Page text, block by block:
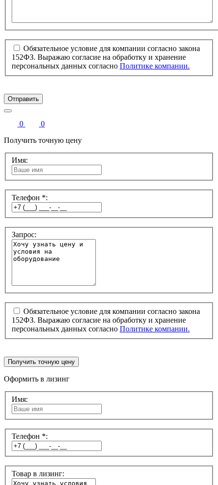
Обязательное условие для компании согласно закона
152ФЗ. Выражаю согласие на обработку и хранение
персональных данных согласно Политике компании.
Отправить
0
0
Получить точную цену
Имя:
Телефон *:
Запрос:
Обязательное условие для компании согласно закона
152ФЗ. Выражаю согласие на обработку и хранение
персональных данных согласно Политике компании.
Получить точную цену
Оформить в лизинг
Имя:
Телефон *:
Товар в лизинг: